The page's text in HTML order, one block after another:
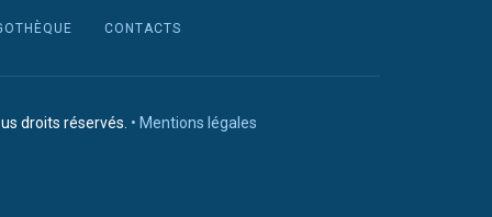
CONTACTS
droits réservés. • Mentions légales